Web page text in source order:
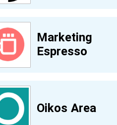
Marketing
Espresso
Oikos Area